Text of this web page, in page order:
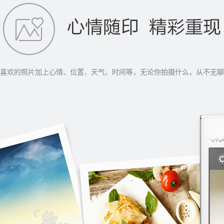
欢的照片加上心情、位置、天气、时间等，无论你拍摄什么，从不无